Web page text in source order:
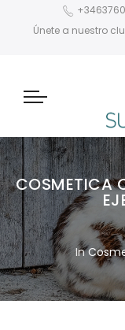
Únete a nuestro
COSMETICA
In